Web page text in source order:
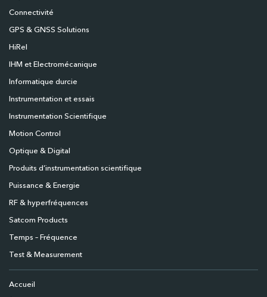
Connectivité
GPS & GNSS Solutions
HiRel
IHM et Electromécanique
Informatique durcie
Instrumentation et essais
Instrumentation Scientifique
Motion Control
Optique & Digital
Produits d’instrumentation scientifique
Puissance & Energie
RF & hyperfréquences
Satcom Products
Temps – Fréquence
Test & Measurement
Accueil